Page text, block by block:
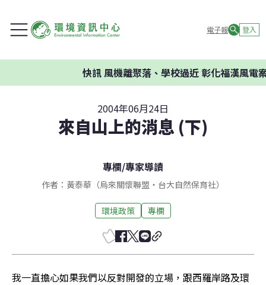
電子報 登入
快訊風機離聚落、學校過近 彰化福漢風電案環
2004年06月24日
來自山上的消息 (下)
專欄/專家導讀
作者：黃泰華（烏來關懷聯盟‧台大自然保育社）
環境政策 專欄
我一直擔心如果我們以反對開發的立場，跟西羅岸路及環